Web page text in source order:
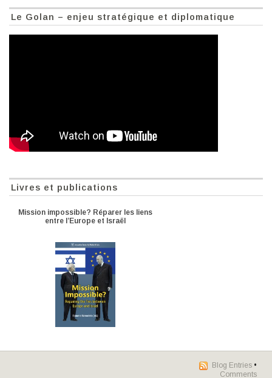
Le Golan – enjeu stratégique et diplomatique
Livres et publications
Mission impossible? Réparer les liens
entre l’Europe et Israël
Blog Entries •
Comments